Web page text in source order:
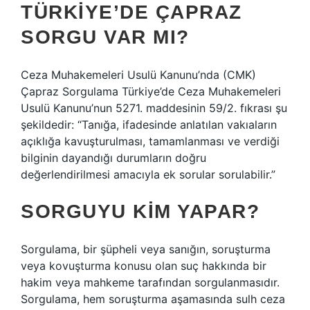
TÜRKIYE’DE ÇAPRAZ
SORGU VAR MI?
Ceza Muhakemeleri Usulü Kanunu’nda (CMK)
Çapraz Sorgulama Türkiye’de Ceza Muhakemeleri
Usulü Kanunu’nun 5271. maddesinin 59/2. fıkrası şu
şekildedir: “Tanığa, ifadesinde anlatılan vakıaların
açıklığa kavuşturulması, tamamlanması ve verdiği
bilginin dayandığı durumların doğru
değerlendirilmesi amacıyla ek sorular sorulabilir.”
SORGUYU KIM YAPAR?
Sorgulama, bir şüpheli veya sanığın, soruşturma
veya kovuşturma konusu olan suç hakkında bir
hakim veya mahkeme tarafından sorgulanmasıdır.
Sorgulama, hem soruşturma aşamasında sulh ceza